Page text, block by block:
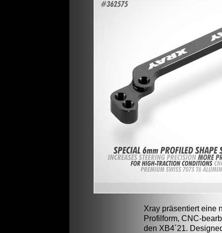
Xray präsentiert eine
Profilform, CNC-
den XB4´21.